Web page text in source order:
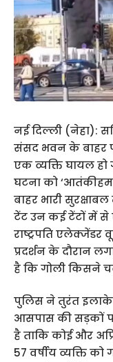
नई दिल्ली (नेहा):
संसद भवन के बाहर
एक व्यक्ति घायल हो
घटना को
बाहर भारी
टेंट उन कई टेंटों में
राष्ट्रपति
प्रदर्शन के दौरान
है कि गोली किसने
पुलिस ने तुरंत इलाके
आसपास की सड़कों
है ताकि कोई और
57 वर्षीय व्यक्ति